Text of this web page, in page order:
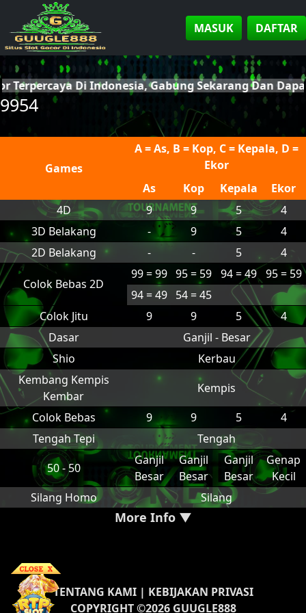
MASUK DAFTAR
Di Indonesia, Gabung Sekarang Dan
9954
Games
A = As, B = Kop, C = Kepala, D =
Ekor
As
Kop Kepala
Ekor
4D
9 9 5
4
3D Belakang
- 9 5
4
2D Belakang
- - 5 4
Colok Bebas 2D
99 = 99 95 = 59 94 = 49
95 = 59
94 = 49 54 = 45
Colok Jitu
9 9 5
4
Dasar
Ganjil - Besar
Shio
Kerbau
Kembang Kempis
Kembar
Kempis
Colok Bebas
9 9 5
4
Tengah Tepi
Tengah
50 - 50
Ganjil
Besar
Ganjil
Besar
Ganjil
Besar
Genap
Kecil
Silang Homo
Silang
More Info ▼
TENTANG KAMI| KEBIJAKAN PRIVASI
COPYRIGHT ©2026 GUUGLE888